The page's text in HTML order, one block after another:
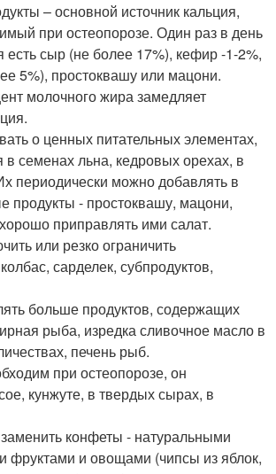
– основной источник кальция,
при остеопорозе. Один раз в день
есть сыр (не более 17%), кефир -1-2%,
5%), простоквашу или мацони.
молочного жира замедляет
о ценных питательных элементах,
семенах льна, кедровых орехах, в
периодически можно добавлять в
продукты - простоквашу, мацони,
приправлять ими салат.
или резко ограничить
сарделек, субпродуктов,
больше продуктов, содержащих
рыба, изредка сливочное масло в
печень рыб.
при остеопорозе, он
кунжуте, в твердых сырах, в
конфеты - натуральными
фруктами и овощами (чипсы из яблок,